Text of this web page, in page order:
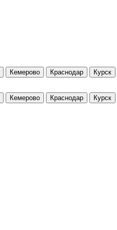
Кемерово Краснодар Курск
Кемерово Краснодар Курск